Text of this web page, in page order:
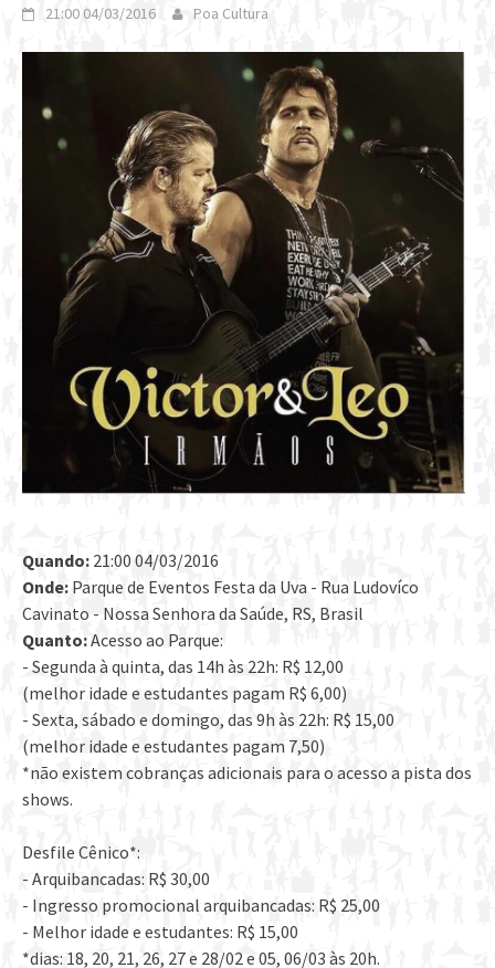
21:00 04/03/2016 Poa Cultura
Quando: 21:00 04/03/2016
Onde: Parque de Eventos Festa da Uva - Rua Ludovíco
Cavinato - Nossa Senhora da Saúde, RS, Brasil
Quanto:Acesso ao Parque:
- Segunda à quinta, das 14h às 22h: R$ 12,00
(melhor idade e estudantes pagam R$ 6,00)
- Sexta, sábado e domingo, das 9h às 22h: R$ 15,00
(melhor idade e estudantes pagam 7,50)
*não existem cobranças adicionais para o acesso a pista dos
shows.
Desfile Cênico*:
- Arquibancadas: R$ 30,00
- Ingresso promocional arquibancadas: R$ 25,00
- Melhor idade e estudantes: R$ 15,00
*dias: 18, 20, 21, 26, 27 e 28/02 e 05, 06/03 às 20h.